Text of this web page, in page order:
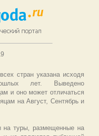
стран указана исходя
лет. Выведено
и оно может отличаться
на Август, Сентябрь и
на туры, размещенные на